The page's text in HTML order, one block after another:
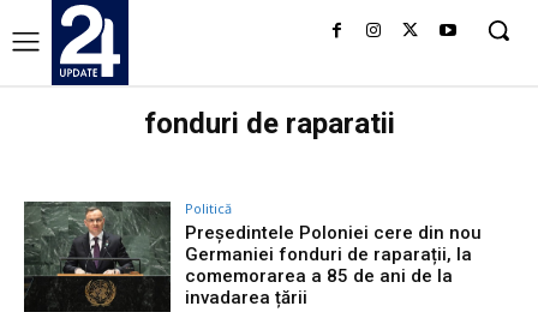
fonduri de raparatii
Politică
Președintele Poloniei cere din nou
Germaniei fonduri de raparații, la
comemorarea a 85 de ani de la
invadarea țării